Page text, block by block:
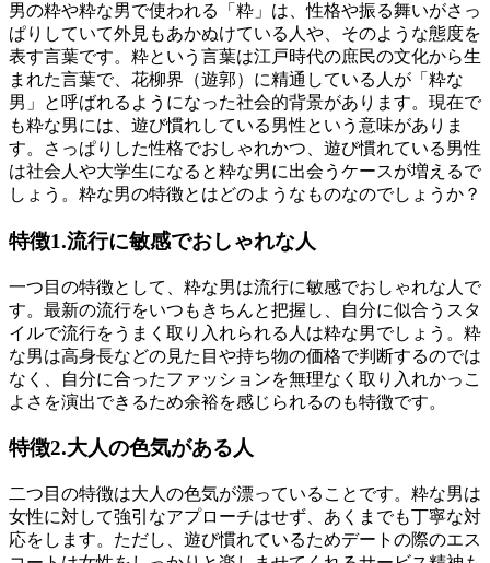
男の粋や粋な男で使われる「粋」は、性格や振る舞いがさっ
ぱりしていて外見もあかぬけている人や、そのような態度を
表す言葉です。粋という言葉は江戸時代の庶民の文化から生
まれた言葉で、花柳界（遊郭）に精通している人が「粋な
男」と呼ばれるようになった社会的背景があります。現在で
も粋な男には、遊び慣れしている男性という意味がありま
す。さっぱりした性格でおしゃれかつ、遊び慣れている男性
は社会人や大学生になると粋な男に出会うケースが増えるで
しょう。粋な男の特徴とはどのようなものなのでしょうか？
特徴1.流行に敏感でおしゃれな人
一つ目の特徴として、粋な男は流行に敏感でおしゃれな人で
す。最新の流行をいつもきちんと把握し、自分に似合うスタ
イルで流行をうまく取り入れられる人は粋な男でしょう。粋
な男は高身長などの見た目や持ち物の価格で判断するのでは
なく、自分に合ったファッションを無理なく取り入れかっこ
よさを演出できるため余裕を感じられるのも特徴です。
特徴2.大人の色気がある人
二つ目の特徴は大人の色気が漂っていることです。粋な男は
女性に対して強引なアプローチはせず、あくまでも丁寧な対
応をします。ただし、遊び慣れているためデートの際のエス